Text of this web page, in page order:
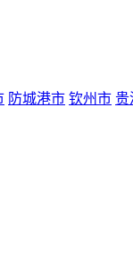
防城港市 钦州市 贵